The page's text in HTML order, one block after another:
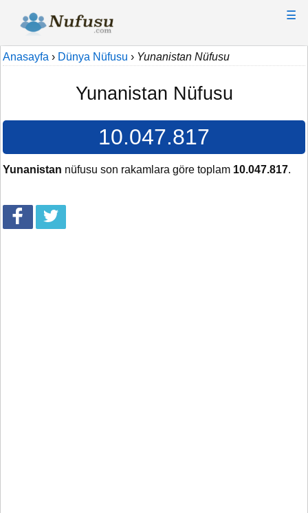
☰
Anasayfa › Dünya Nüfusu › Yunanistan Nüfusu
Yunanistan Nüfusu
10.047.817
Yunanistan nüfusu son rakamlara göre toplam 10.047.817.